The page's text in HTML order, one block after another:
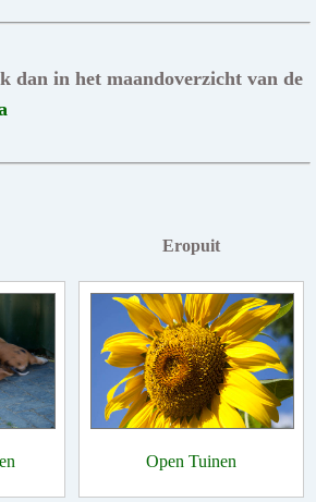
dan in het maandoverzicht van de
Eropuit
Open Tuinen